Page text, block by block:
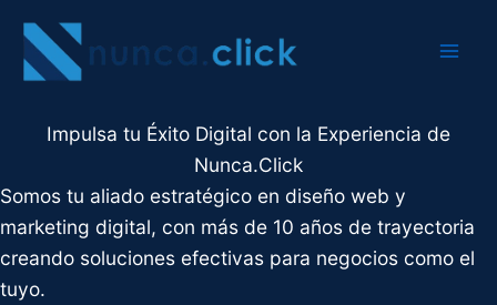
contenido
Impulsa tu Éxito Digital con la Experiencia de
Nunca.Click
Somos tu aliado estratégico en diseño web y
marketing digital, con más de 10 años de trayectoria
creando soluciones efectivas para negocios como el
tuyo.